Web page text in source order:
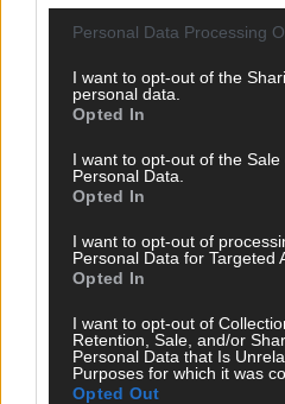
Personal Data Processing
I want to opt-out of the
personal data.
Opted In
I want to opt-out of the Sale
Personal Data.
Opted In
I want to opt-out of
Personal Data for Targeted
Opted In
I want to opt-out of
Retention, Sale, and/or
Personal Data that Is
Purposes for which it was
Opted Out
Monaco, Sallys Café,
Juni 2026
KOMMENTAR